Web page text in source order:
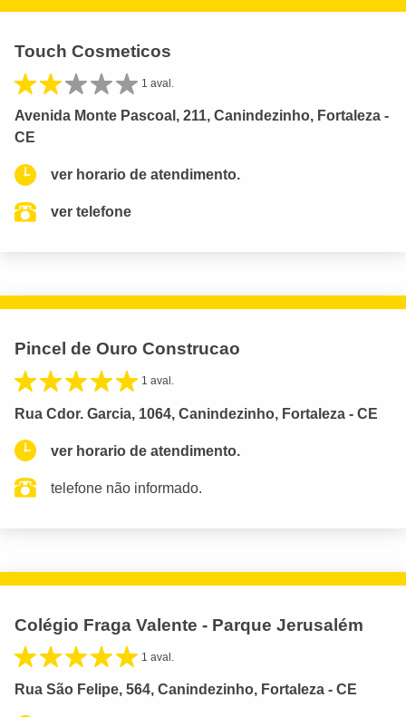
Touch Cosmeticos
1 aval.
Avenida Monte Pascoal, 211, Canindezinho, Fortaleza -
CE
ver horario de atendimento.
ver telefone
Pincel de Ouro Construcao
1 aval.
Rua Cdor. Garcia, 1064, Canindezinho, Fortaleza - CE
ver horario de atendimento.
telefone não informado.
Colégio Fraga Valente - Parque Jerusalém
1 aval.
Rua São Felipe, 564, Canindezinho, Fortaleza - CE